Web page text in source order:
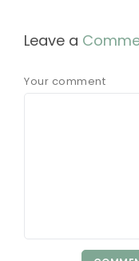
Leave a
Your comment